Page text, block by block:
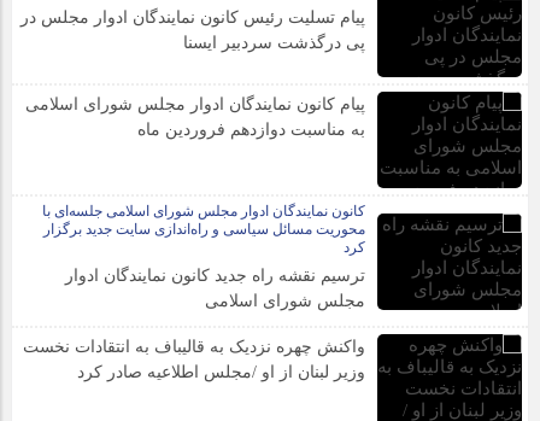
پیام تسلیت رئیس کانون نمایندگان ادوار مجلس در
پی درگذشت سردبیر ایسنا
پیام کانون نمایندگان ادوار مجلس شورای اسلامی
به مناسبت دوازدهم فروردین ماه
کانون نمایندگان ادوار مجلس شورای اسلامی جلسه‌ای با
محوریت مسائل سیاسی و راه‌اندازی سایت جدید برگزار
کرد
ترسیم نقشه راه جدید کانون نمایندگان ادوار
مجلس شورای اسلامی
واکنش چهره نزدیک به قالیباف به انتقادات نخست
وزیر لبنان از او /مجلس اطلاعیه صادر کرد